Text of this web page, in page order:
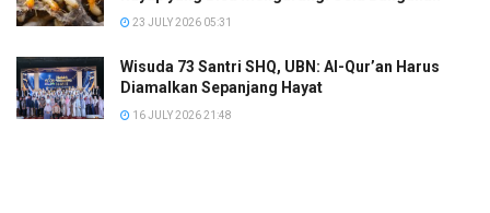
23 JULY 2026 05:31
Wisuda 73 Santri SHQ, UBN: Al-Qur’an Harus
Diamalkan Sepanjang Hayat
16 JULY 2026 21:48